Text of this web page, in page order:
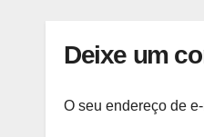
Deixe um
O seu endereço de